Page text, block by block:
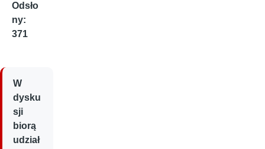
Odsło
ny:
371
W
dysku
sji
biorą
udział